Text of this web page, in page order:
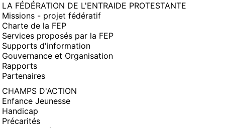
LA FÉDÉRATION DE L'ENTRAIDE PROTESTANTE
Missions - projet fédératif
Charte de la FEP
Services proposés par la FEP
Supports d'information
Gouvernance et Organisation
Rapports
Partenaires
CHAMPS D'ACTION
Enfance Jeunesse
Handicap
Précarités